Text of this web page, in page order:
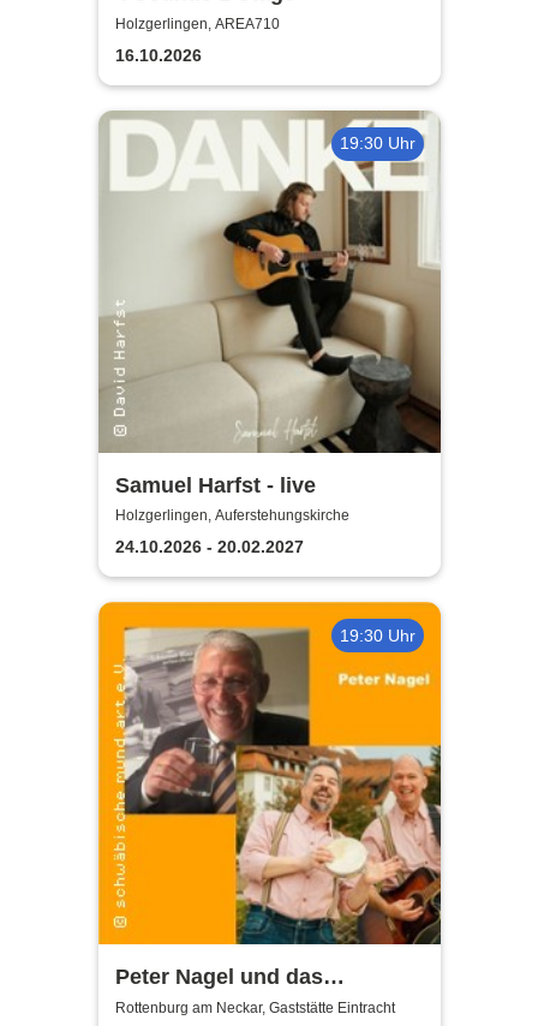
Holzgerlingen, AREA710
16.10.2026
19:30 Uhr
Samuel Harfst - live
Holzgerlingen, Auferstehungskirche
24.10.2026 - 20.02.2027
19:30 Uhr
Peter Nagel und das
MundArt-Brettle | Gaststätte
Rottenburg am Neckar, Gaststätte Eintracht